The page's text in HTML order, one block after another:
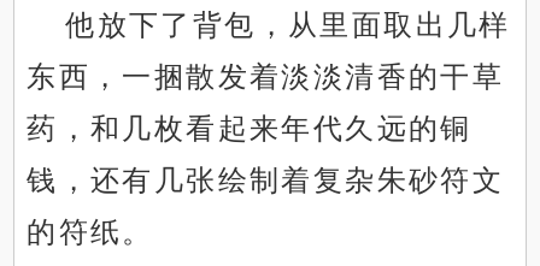
他放下了背包，从里面取出几样
东西，一捆散发着淡淡清香的干草
药，和几枚看起来年代久远的铜
钱，还有几张绘制着复杂朱砂符文
的符纸。